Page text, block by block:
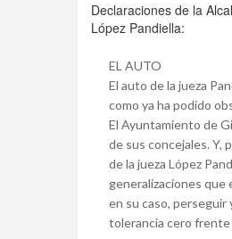
Declaraciones de la
López Pandiella:
EL AUTO
El auto de la jueza
como ya ha podido
El Ayuntamiento de
de sus concejales. Y,
de la jueza López
generalizaciones que
en su caso, perseguir
tolerancia cero